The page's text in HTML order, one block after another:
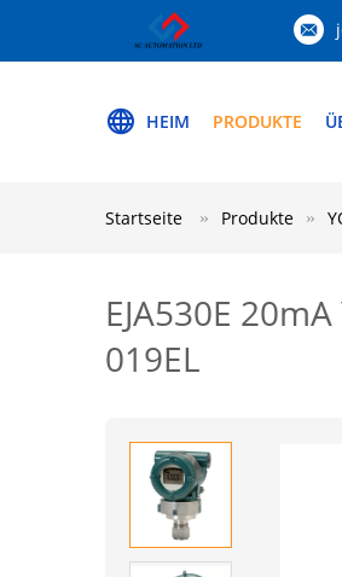
HEIM PRODUKTE
Startseite Produkte
EJA530E
019EL